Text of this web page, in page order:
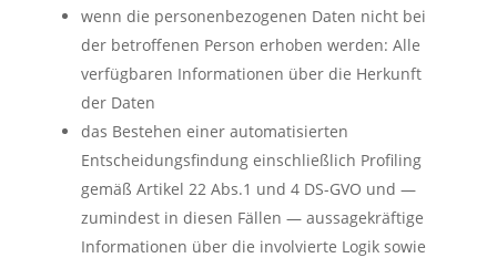
wenn die personenbezogenen Daten nicht bei
der betroffenen Person erhoben werden: Alle
verfügbaren Informationen über die Herkunft
der Daten
das Bestehen einer automatisierten
Entscheidungsfindung einschließlich Profiling
gemäß Artikel 22 Abs.1 und 4 DS-GVO und —
zumindest in diesen Fällen — aussagekräftige
Informationen über die involvierte Logik sowie